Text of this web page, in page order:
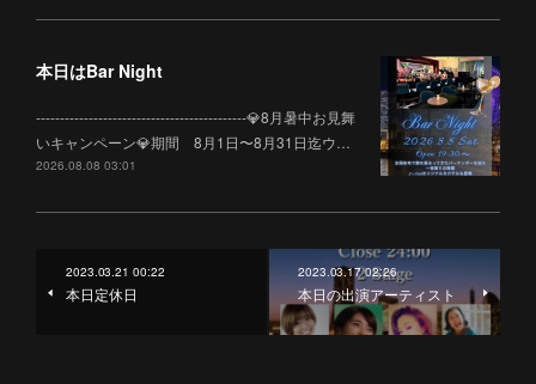
本日はBar Night
--------------------------------------------💎8月暑中お見舞
いキャンペーン💎期間 8月1日〜8月31日迄ウ…
2026.08.08 03:01
2023.03.21 00:22
本日定休日
2023.03.17 02:26
本日の出演アーティスト